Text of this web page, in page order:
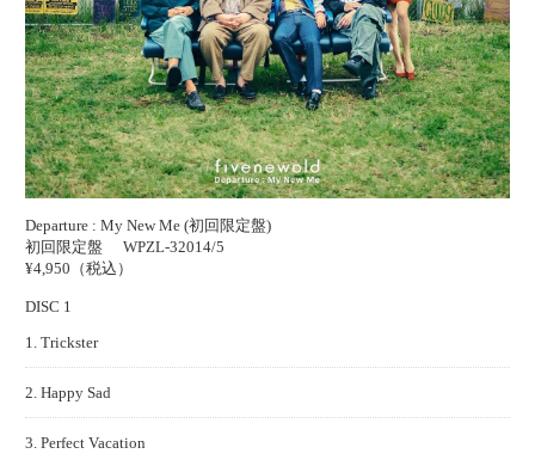
Departure : My New Me (初回限定盤)
初回限定盤
WPZL-32014/5
¥4,950（税込）
DISC 1
1. Trickster
2. Happy Sad
3. Perfect Vacation